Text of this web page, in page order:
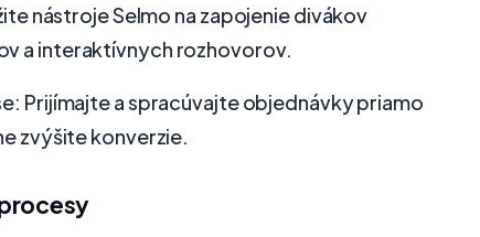
nástroje Selmo na zapojenie divákov
a interaktívnych rozhovorov.
Prijímajte a spracúvajte objednávky priamo
zvýšite konverzie.